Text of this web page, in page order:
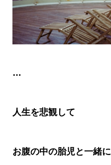
…
人生を悲観して
お腹の中の胎児と一緒に